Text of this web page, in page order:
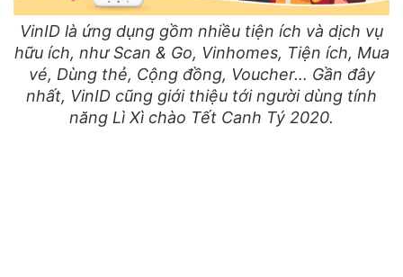
VinID là ứng dụng gồm nhiều tiện ích và dịch vụ
hữu ích, như Scan & Go, Vinhomes, Tiện ích, Mua
vé, Dùng thẻ, Cộng đồng, Voucher… Gần đây
nhất, VinID cũng giới thiệu tới người dùng tính
năng Lì Xì chào Tết Canh Tý 2020.